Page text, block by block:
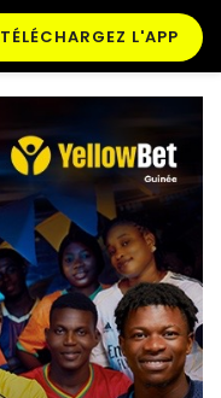
TÉLÉCHARGEZ L'APP